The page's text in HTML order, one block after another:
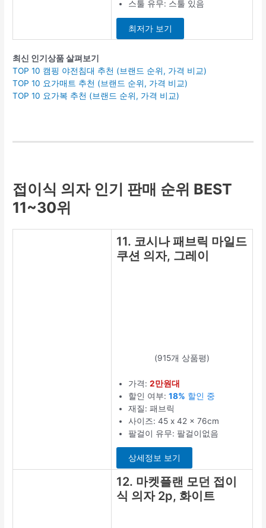
스툴 유무: 스툴 있음
최저가 보기
최신 인기상품 살펴보기
TOP 10 캠핑 야전침대 추천 (브랜드 순위, 가격 비교)
TOP 10 요가매트 추천 (브랜드 순위, 가격 비교)
TOP 10 요가복 추천 (브랜드 순위, 가격 비교)
접이식 의자 인기 판매 순위 BEST
11~30위
11. 코시나 패브릭 마일드
쿠션 의자, 그레이
(915개 상품평)
가격:2만원대
할인 여부:18% 할인 중
재질: 패브릭
사이즈: 45 x 42 x 76cm
팔걸이 유무: 팔걸이없음
상세정보 보기
12. 마켓플랜 모던 접이
식 의자 2p, 화이트